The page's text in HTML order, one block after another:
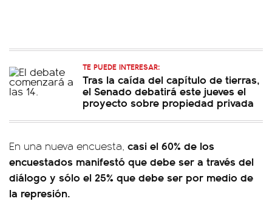
TE PUEDE INTERESAR:
Tras la caída del capítulo de tierras,
el Senado debatirá este jueves el
proyecto sobre propiedad privada
En una nueva encuesta, casi el 60% de los
encuestados manifestó que debe ser a través del
diálogo y sólo el 25% que debe ser por medio de
la represión.